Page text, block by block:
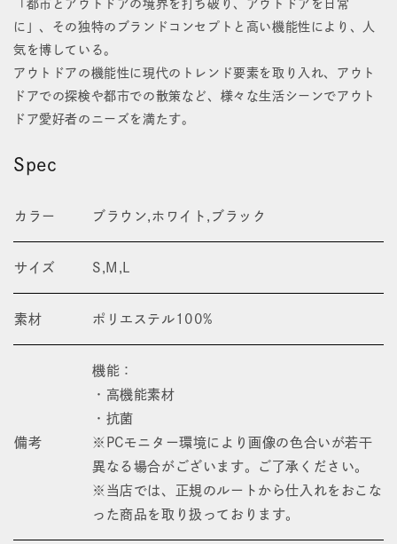
「都市とアウトドアの境界を打ち破り、アウトドアを日常
に」、その独特のブランドコンセプトと高い機能性により、人
気を博している。
アウトドアの機能性に現代のトレンド要素を取り入れ、アウト
ドアでの探検や都市での散策など、様々な生活シーンでアウト
ドア愛好者のニーズを満たす。
Spec
カラー ブラウン,ホワイト,ブラック
サイズ S,M,L
素材 ポリエステル100%
備考
機能：
・高機能素材
・抗菌
※PCモニター環境により画像の色合いが若干
異なる場合がございます。ご了承ください。
※当店では、正規のルートから仕入れをおこな
った商品を取り扱っております。